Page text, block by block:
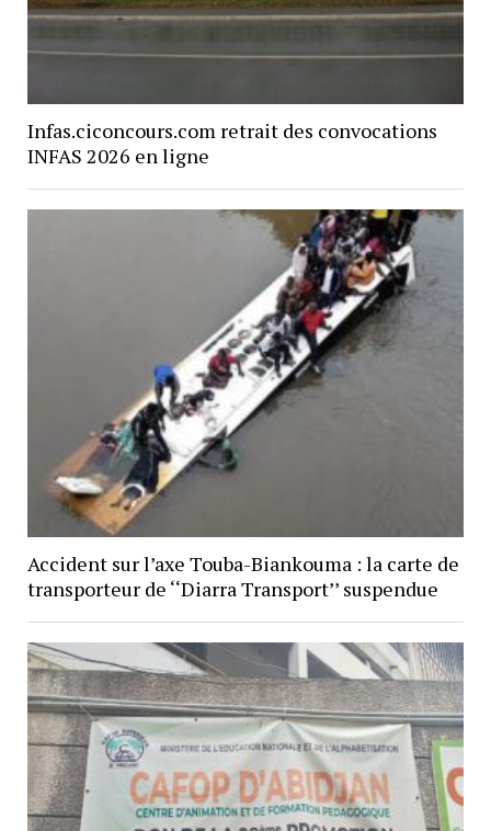
Infas.ciconcours.com retrait des convocations
INFAS 2026 en ligne
Accident sur l’axe Touba-Biankouma : la carte de
transporteur de ‘‘Diarra Transport’’ suspendue